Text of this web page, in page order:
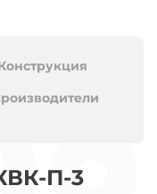
П-3